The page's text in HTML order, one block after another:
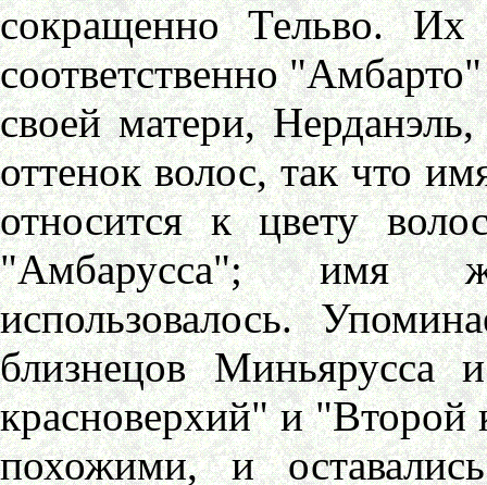
сокращенно Тельво.
соответственно
своей матери,
оттенок волос, так что
относится к цвету
"Амбарусса"; имя
использовалось.
близнецов Миньярусса
красноверхий" и
похожими, и